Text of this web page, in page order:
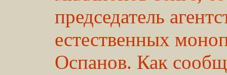
председатель
естественных
Оспанов. Как